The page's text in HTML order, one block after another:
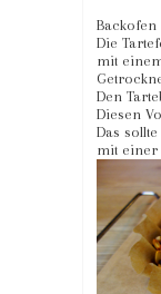
Backofen
Die
mit
Den
Diesen
Das
mit einer